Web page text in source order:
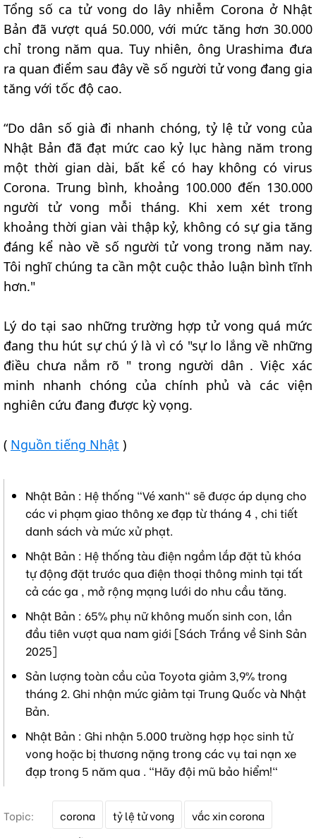
Tổng số ca tử vong do lây nhiễm Corona ở Nhật
Bản đã vượt quá 50.000, với mức tăng hơn 30.000
chỉ trong năm qua. Tuy nhiên, ông Urashima đưa
ra quan điểm sau đây về số người tử vong đang gia
tăng với tốc độ cao.
“Do dân số già đi nhanh chóng, tỷ lệ tử vong của
Nhật Bản đã đạt mức cao kỷ lục hàng năm trong
một thời gian dài, bất kể có hay không có virus
Corona. Trung bình, khoảng 100.000 đến 130.000
người tử vong mỗi tháng. Khi xem xét trong
khoảng thời gian vài thập kỷ, không có sự gia tăng
đáng kể nào về số người tử vong trong năm nay.
Tôi nghĩ chúng ta cần một cuộc thảo luận bình tĩnh
hơn."
Lý do tại sao những trường hợp tử vong quá mức
đang thu hút sự chú ý là vì có "sự lo lắng về những
điều chưa nắm rõ " trong người dân . Việc xác
minh nhanh chóng của chính phủ và các viện
nghiên cứu đang được kỳ vọng.
( Nguồn tiếng Nhật )
Nhật Bản : Hệ thống "Vé xanh" sẽ được áp dụng cho
các vi phạm giao thông xe đạp từ tháng 4 , chi tiết
danh sách và mức xử phạt.
Nhật Bản : Hệ thống tàu điện ngầm lắp đặt tủ khóa
tự động đặt trước qua điện thoại thông minh tại tất
cả các ga , mở rộng mạng lưới do nhu cầu tăng.
Nhật Bản : 65% phụ nữ không muốn sinh con, lần
đầu tiên vượt qua nam giới [Sách Trắng về Sinh Sản
2025]
Sản lượng toàn cầu của Toyota giảm 3,9% trong
tháng 2. Ghi nhận mức giảm tại Trung Quốc và Nhật
Bản.
Nhật Bản : Ghi nhận 5.000 trường hợp học sinh tử
vong hoặc bị thương nặng trong các vụ tai nạn xe
đạp trong 5 năm qua . "Hãy đội mũ bảo hiểm!"
Topic: corona tỷ lệ tử vong vắc xin corona